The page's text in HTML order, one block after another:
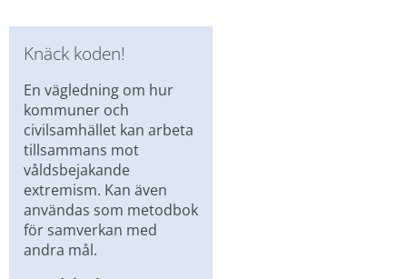
Knäck koden!
En vägledning om hur
kommuner och
civilsamhället kan arbeta
tillsammans mot
våldsbejakande
extremism. Kan även
användas som metodbok
för samverkan med
andra mål.